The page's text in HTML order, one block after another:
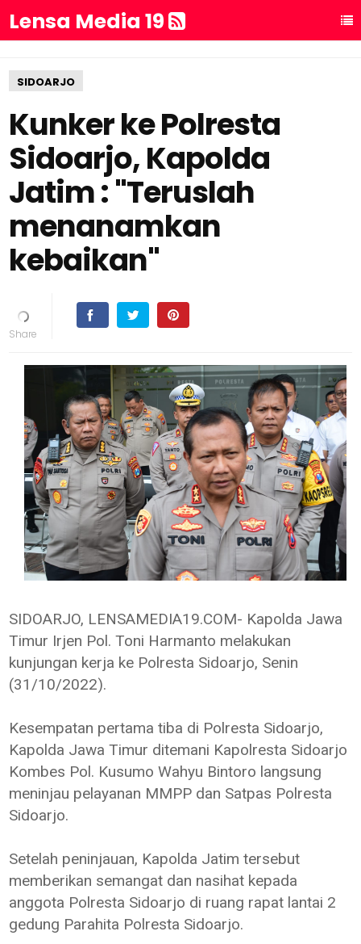
Lensa Media 19
SIDOARJO
Kunker ke Polresta
Sidoarjo, Kapolda
Jatim : "Teruslah
menanamkan
kebaikan"
SIDOARJO, LENSAMEDIA19.COM- Kapolda Jawa
Timur Irjen Pol. Toni Harmanto melakukan
kunjungan kerja ke Polresta Sidoarjo, Senin
(31/10/2022).
Kesempatan pertama tiba di Polresta Sidoarjo,
Kapolda Jawa Timur ditemani Kapolresta Sidoarjo
Kombes Pol. Kusumo Wahyu Bintoro langsung
meninjau pelayanan MMPP dan Satpas Polresta
Sidoarjo.
Setelah peninjauan, Kapolda Jatim tersebut
memberikan semangat dan nasihat kepada
anggota Polresta Sidoarjo di ruang rapat lantai 2
gedung Parahita Polresta Sidoarjo.